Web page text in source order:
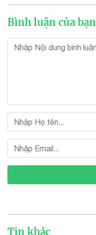
Bình luận của bạn
Tin khác